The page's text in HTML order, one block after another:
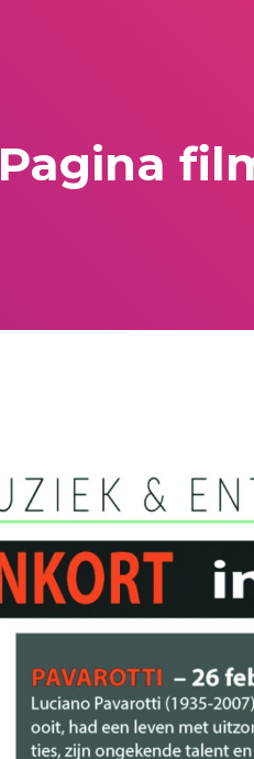
Pagina